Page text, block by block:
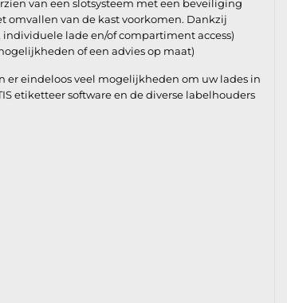
van een slotsysteem met een beveiliging
omvallen van de kast voorkomen. Dankzij
lade en/of compartiment access)
of een advies op maat)
eindeloos veel mogelijkheden om uw lades in
etiketteer software en de diverse labelhouders